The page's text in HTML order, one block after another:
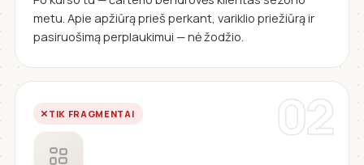
metu. Apie apžiūrą prieš perkant, variklio priežiūrą ir
pasiruošimą perplaukimui — nė žodžio.
02
TIK FRAGMENTAI